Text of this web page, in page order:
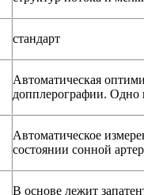
стандарт
Автоматическая
допплерографии. Одно
Автоматическое
состоянии сонной
В основе лежит